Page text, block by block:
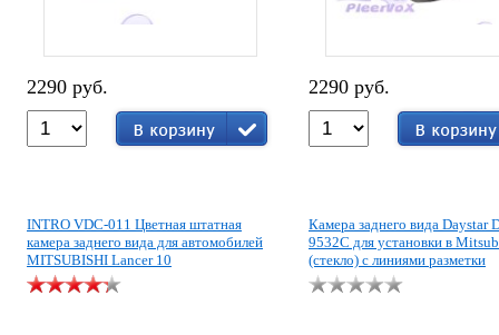
2290 руб. 2290 руб.
INTRO VDC-011 Цветная штатная
камера заднего вида для автомобилей
MITSUBISHI Lancer 10
Камера заднего вида Daystar
9532C для установки в
(стекло) с линиями разметки